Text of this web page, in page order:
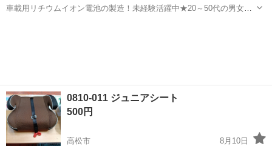
車載用リチウムイオン電池の製造！未経験活躍中★20～50代の男女活
0810-011 ジュニアシート
500円
高松市
8月10日